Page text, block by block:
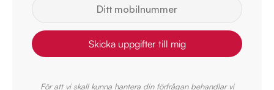
Skicka uppgifter till mig
För att vi skall kunna hantera din förfrågan behandlar vi